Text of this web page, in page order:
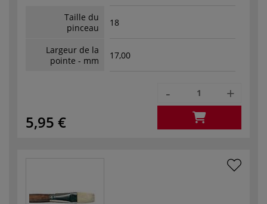
Taille du
pinceau
18
Largeur de la
pointe - mm
17,00
5,95 €
- +